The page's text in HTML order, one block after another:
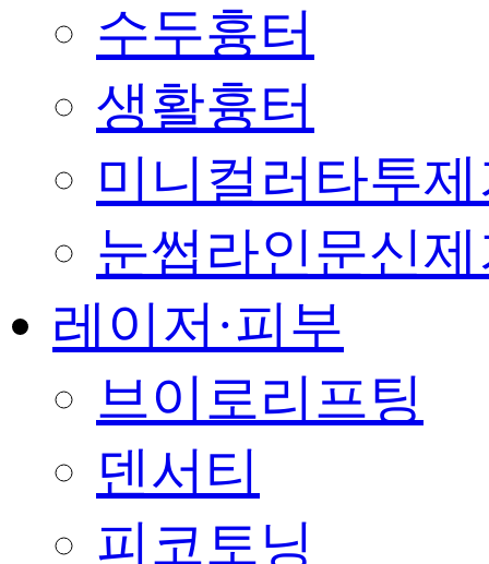
수두흉터
생활흉터
미니컬러타투
눈썹라인문신
레이저·피부
브이로리프팅
덴서티
피코토닝